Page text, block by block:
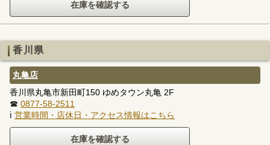
香川県
丸亀店
香川県丸亀市新田町150 ゆめタウン丸亀 2F
☎ 0877-58-2511
ℹ 営業時間・店休日・アクセス情報はこちら